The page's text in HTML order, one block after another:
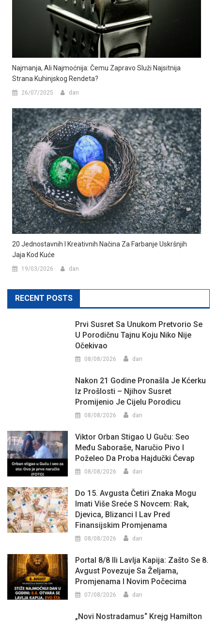
Najmanja, Ali Najmoćnija: Čemu Zapravo Služi Najsitnija
Strana Kuhinjskog Rendeta?
26/07/2025 dan
20 Jednostavnih I Kreativnih Načina Za Farbanje Uskršnjih
Jaja Kod Kuće
19/03/2026 dan
RECENT POSTS
Prvi Susret Sa Unukom Pretvorio Se
U Porodičnu Tajnu Koju Niko Nije
Očekivao
08/08/2026 dan
Nakon 21 Godine Pronašla Je Kćerku
Iz Prošlosti – Njihov Susret
Promijenio Je Cijelu Porodicu
08/08/2026 dan
Viktor Orban Stigao U Guču: Seo
Među Saboraše, Naručio Pivo I
Poželeo Da Proba Hajdučki Ćevap
08/08/2026 dan
Do 15. Avgusta Četiri Znaka Mogu
Imati Više Sreće S Novcem: Rak,
Djevica, Blizanci I Lav Pred
Finansijskim Promjenama
08/08/2026 dan
Portal 8/8 Ili Lavlja Kapija: Zašto Se 8.
Avgust Povezuje Sa Željama,
Promjenama I Novim Počecima
07/08/2026 dan
„Novi Nostradamus“ Krejg Hamilton